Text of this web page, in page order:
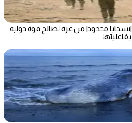
محدودا من غزة لصالح قوة دولية